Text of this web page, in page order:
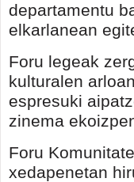
departamentu
elkarlanean
Foru legeak
kulturalen
espresuki
zinema
Foru
xedapenetan